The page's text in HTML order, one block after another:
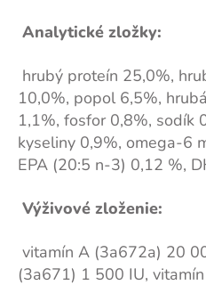
Analytické zložky:
hrubý proteín 25,0%,
10,0%, popol 6,5%,
1,1%, fosfor 0,8%, sodík
kyseliny 0,9%, omega-6
EPA (20:5 n-3) 0,12 %,
Výživové zloženie:
vitamín A (3a672a) 20
(3a671) 1 500 IU,